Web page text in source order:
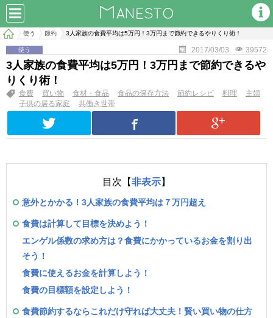
使う 節約 3人家族の食費平均は5万円！3万円まで節約できるやりくり術！
使う 2017/03/03 39572
3人家族の食費平均は5万円！3万円まで節約できるや
りくり術！
食費 買い物 食材・食品 食品の保存方法 節約レシピ 料理
主婦
子供の居る家庭
共働き世帯
目次【非表示】
意外とかかる！3人家族の食費平均は７万円超え
食費は計算して目標を決めよう！
エンゲル係数の求め方は？食費にかかっているお金を割り出
そう！
食費に使えるお金を計算しよう！
食費の目標額を設定しよう！
食費節約するならこれだけ守れば大丈夫！賢い買い物の仕方